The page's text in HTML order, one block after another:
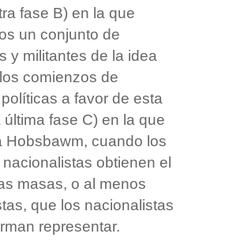
fase B) en la que
un conjunto de
y militantes de la idea
comienzos de
a favor de esta
última fase C) en la que
Hobsbawm, cuando los
obtienen el
masas, o al menos
que los nacionalistas
representar.